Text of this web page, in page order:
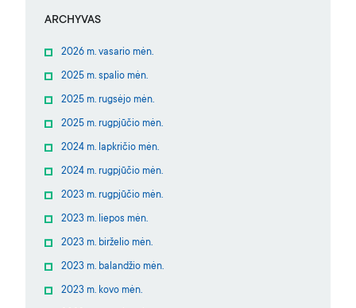
ARCHYVAS
2026 m. vasario mėn.
2025 m. spalio mėn.
2025 m. rugsėjo mėn.
2025 m. rugpjūčio mėn.
2024 m. lapkričio mėn.
2024 m. rugpjūčio mėn.
2023 m. rugpjūčio mėn.
2023 m. liepos mėn.
2023 m. birželio mėn.
2023 m. balandžio mėn.
2023 m. kovo mėn.